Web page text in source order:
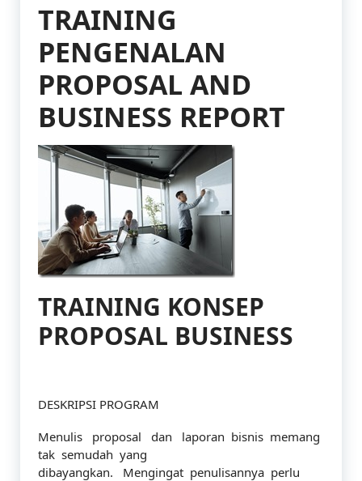
TRAINING
PENGENALAN
PROPOSAL AND
BUSINESS REPORT
TRAINING KONSEP
PROPOSAL BUSINESS
DESKRIPSI PROGRAM
Menulis proposal dan laporan bisnis memang
tak semudah yang
dibayangkan. Mengingat penulisannya perlu